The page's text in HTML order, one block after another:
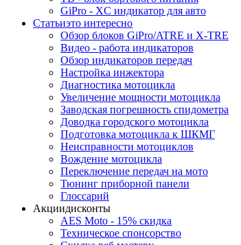
GiPro - XC индикатор для авто
Статьиэто интересно
Обзор блоков GiPro/ATRE и X-TRE
Видео - работа индикаторов
Обзор индикаторов передач
Настройка инжектора
Диагноcтика мотоцикла
Увеличение мощности мотоцикла
Заводская погрешность спидометра
Доводка городского мотоцикла
Подготовка мотоцикла к ШКМГ
Неисправности мотоциклов
Вождение мотоцикла
Переключение передач на мото
Тюнинг приборной панели
Глоссарий
Акциидисконты
AES Moto - 15% скидка
Техническое спонсорство